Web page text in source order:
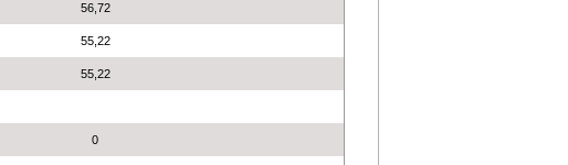
56,72
55,22
55,22
0